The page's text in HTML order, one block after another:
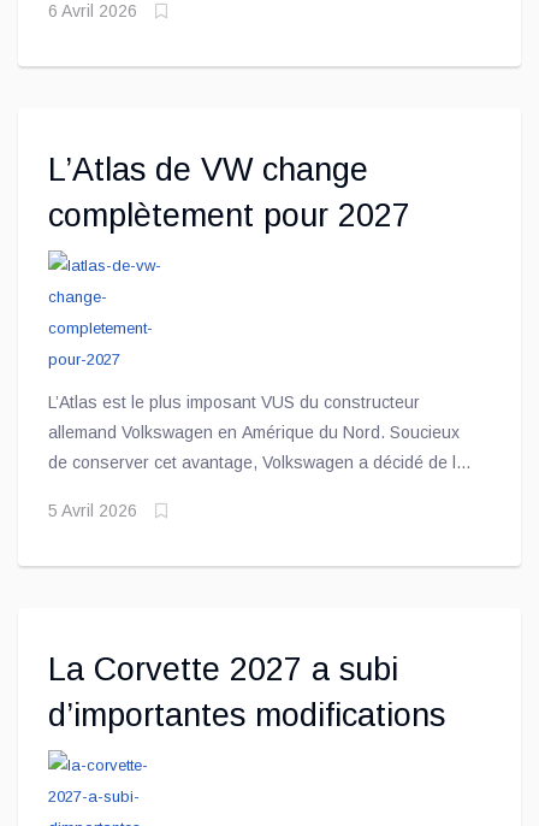
6 Avril 2026
L’Atlas de VW change
complètement pour 2027
L’Atlas est le plus imposant VUS du constructeur
allemand Volkswagen en Amérique du Nord. Soucieux
de conserver cet avantage, Volkswagen a décidé de le
5 Avril 2026
La Corvette 2027 a subi
d’importantes modifications